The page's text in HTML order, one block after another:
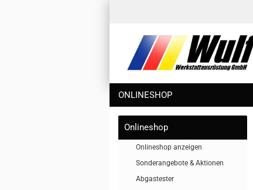
ONLINESHOP
Onlineshop
Onlineshop anzeigen
Sonderangebote & Aktionen
Abgastester